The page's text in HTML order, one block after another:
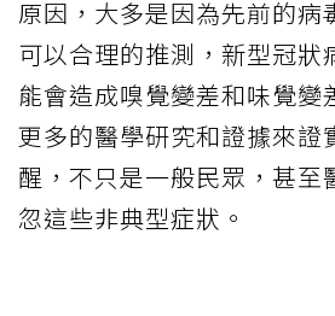
原因，大多是因為先前的病
可以合理的推測，新型冠狀
能會造成嗅覺變差和味覺變
更多的醫學研究和證據來證
醒，不只是一般民眾，甚至
忽這些非典型症狀。